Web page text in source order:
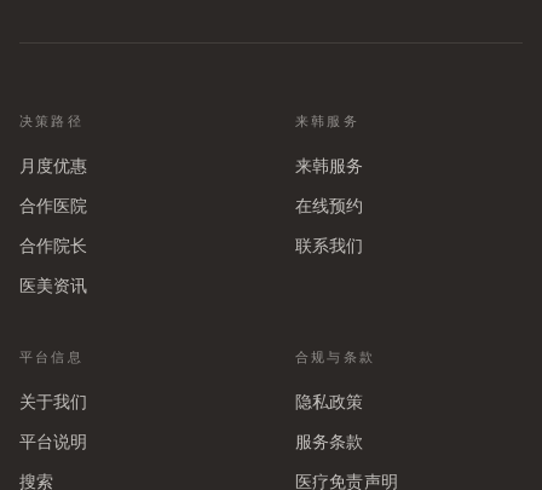
决策路径
月度优惠
合作医院
合作院长
医美资讯
来韩服务
来韩服务
在线预约
联系我们
平台信息
关于我们
平台说明
搜索
合规与条款
隐私政策
服务条款
医疗免责声明